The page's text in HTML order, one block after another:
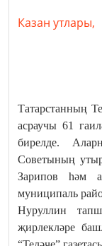
Казан утлары,
Татарстанның
асраучы 61
бирелде.
Советының
Зарипов һәм
муниципаль
Нуруллин
җирлекләре